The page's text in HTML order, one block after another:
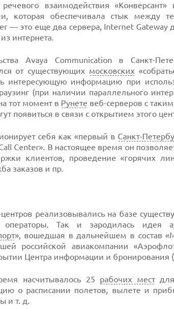
речевого взаимодействия
которая обеспечивала стык между
— это еще два сервера, Internet
интернета.
Avaya Communication в Санкт-
от существующих московских
интересующую информацию при
(при наличии параллельного
тот момент в Рунете веб-серверов с
появиться в связи с открытием этого
себя как «первый в Санкт-
Center». В настоящее время он
клиентов, проведение «горячих
заказов и пр.
реализовывались на базе
операторы. Так и зародилась идея
», вошедшая в дальнейшем в состав
российской авиакомпании
Центра информации и бронирования
насчитывалось 25 рабочих местдля
о расписании полетов, вылете и
и т. д.